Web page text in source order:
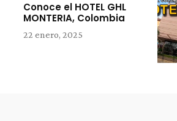
Conoce el HOTEL GHL
MONTERIA, Colombia
22 enero, 2025